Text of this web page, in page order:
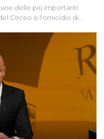
delle più importanti
Circeo e l'omicidio di